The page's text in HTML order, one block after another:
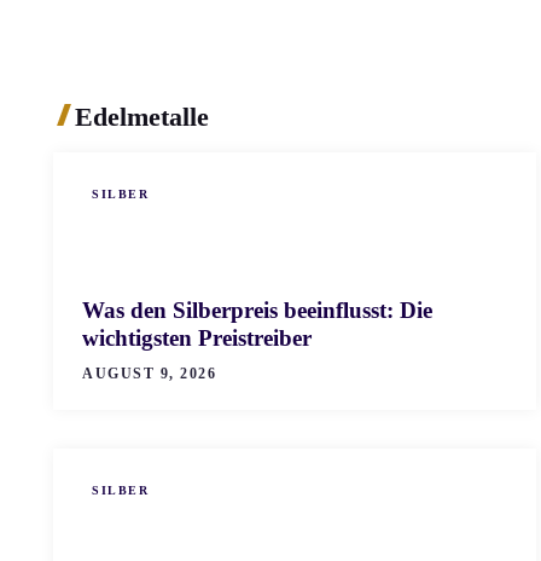
Edelmetalle
SILBER
Was den Silberpreis beeinflusst: Die
wichtigsten Preistreiber
AUGUST 9, 2026
SILBER